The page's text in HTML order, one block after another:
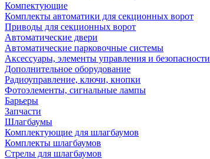
Компектующие
Комплекты автоматики для секционных ворот
Приводы для секционных ворот
Автоматические двери
Автоматические парковочные системы
Аксессуары, элементы управления и безопасности
Дополнительное оборудование
Радиоуправление, ключи, кнопки
Фотоэлементы, сигнальные лампы
Барьеры
Запчасти
Шлагбаумы
Комплектующие для шлагбаумов
Комплекты шлагбаумов
Стрелы для шлагбаумов